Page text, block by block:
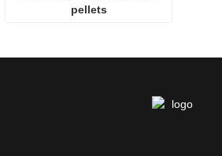
pellets